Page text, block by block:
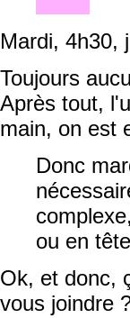
Mardi, 4h30,
Toujours
Après tout,
main, on est
Donc
ou en
Ok, et donc,
vous joindre